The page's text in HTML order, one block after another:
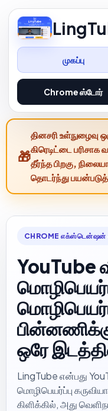
முகப்பு
Chrome ஸ்டோர்
தினசரி உள்நுழைவு
கிரெடிட்டை பரிசாக
தீர்ந்த பிறகு,
தொடர்ந்து
CHROME எக்ஸ்டென்ஷன்
YouTube
ஒரே
LingTube என்பது
மொழிபெயர்ப்பு
கிளிக்கில், அது